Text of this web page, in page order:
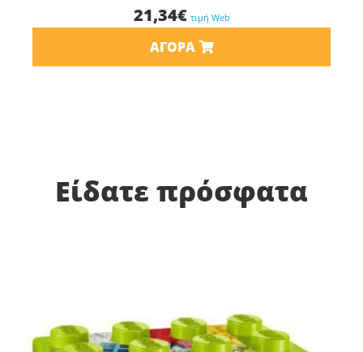
21,34€ τιμή Web
ΑΓΟΡΆ
Είδατε πρόσφατα